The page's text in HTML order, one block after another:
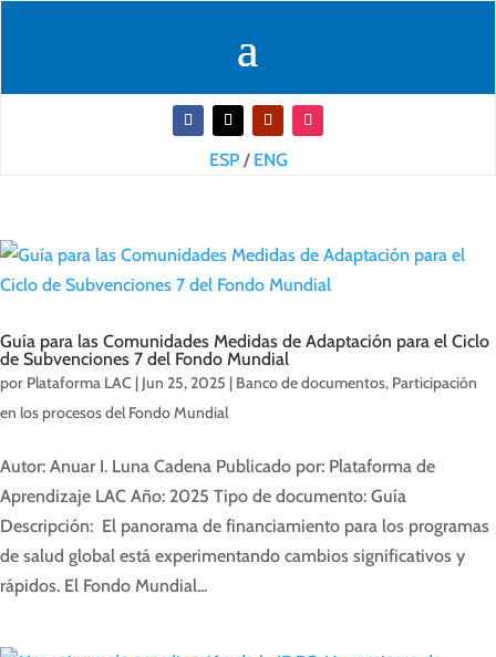
ESP/ ENG
Guía para las Comunidades Medidas de Adaptación para el Ciclo
de Subvenciones 7 del Fondo Mundial
por Plataforma LAC | Jun 25, 2025 | Banco de documentos, Participación
en los procesos del Fondo Mundial
Autor: Anuar I. Luna Cadena Publicado por: Plataforma de
Aprendizaje LAC Año: 2025 Tipo de documento: Guía
Descripción: El panorama de financiamiento para los programas
de salud global está experimentando cambios significativos y
rápidos. El Fondo Mundial...